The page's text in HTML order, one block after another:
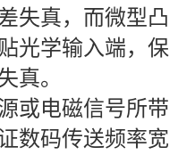
失真，而微型凸
光学输入端，保
真。
或电磁信号所带
数码传送频率宽